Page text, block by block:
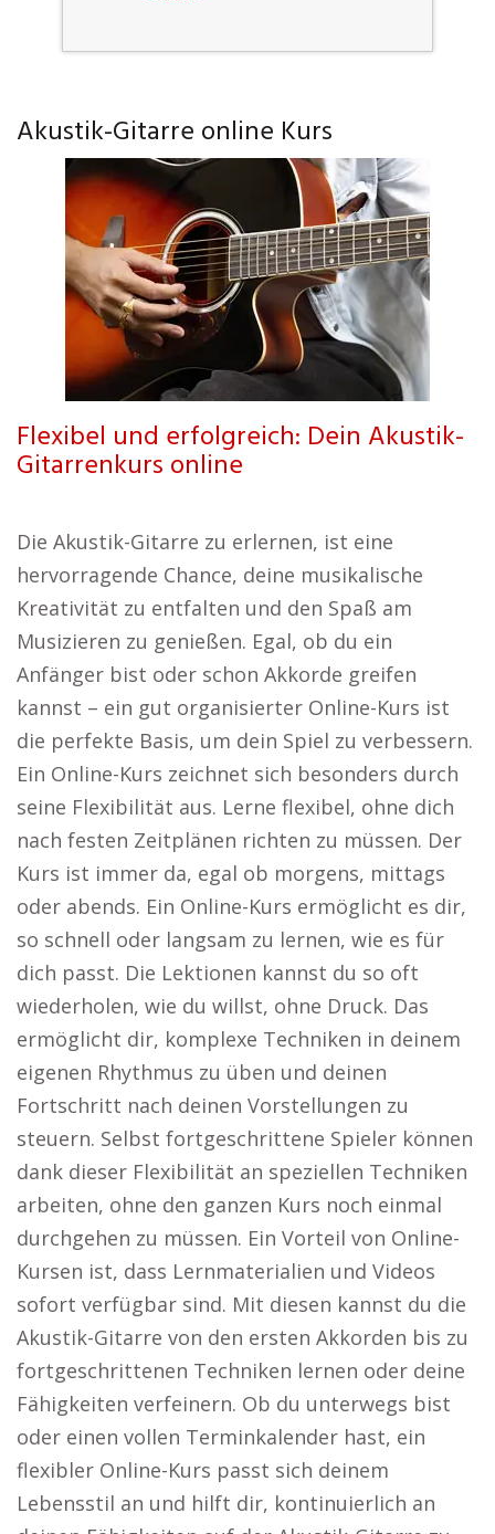
Akustik-Gitarre online Kurs
Flexibel und erfolgreich: Dein Akustik-
Gitarrenkurs online
Die Akustik-Gitarre zu erlernen, ist eine
hervorragende Chance, deine musikalische
Kreativität zu entfalten und den Spaß am
Musizieren zu genießen. Egal, ob du ein
Anfänger bist oder schon Akkorde greifen
kannst – ein gut organisierter Online-Kurs ist
die perfekte Basis, um dein Spiel zu verbessern.
Ein Online-Kurs zeichnet sich besonders durch
seine Flexibilität aus. Lerne flexibel, ohne dich
nach festen Zeitplänen richten zu müssen. Der
Kurs ist immer da, egal ob morgens, mittags
oder abends. Ein Online-Kurs ermöglicht es dir,
so schnell oder langsam zu lernen, wie es für
dich passt. Die Lektionen kannst du so oft
wiederholen, wie du willst, ohne Druck. Das
ermöglicht dir, komplexe Techniken in deinem
eigenen Rhythmus zu üben und deinen
Fortschritt nach deinen Vorstellungen zu
steuern. Selbst fortgeschrittene Spieler können
dank dieser Flexibilität an speziellen Techniken
arbeiten, ohne den ganzen Kurs noch einmal
durchgehen zu müssen. Ein Vorteil von Online-
Kursen ist, dass Lernmaterialien und Videos
sofort verfügbar sind. Mit diesen kannst du die
Akustik-Gitarre von den ersten Akkorden bis zu
fortgeschrittenen Techniken lernen oder deine
Fähigkeiten verfeinern. Ob du unterwegs bist
oder einen vollen Terminkalender hast, ein
flexibler Online-Kurs passt sich deinem
Lebensstil an und hilft dir, kontinuierlich an